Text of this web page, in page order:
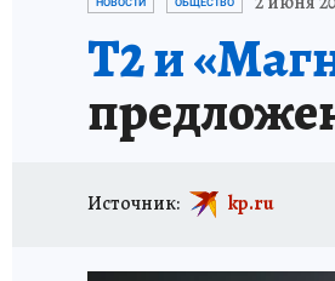
НОВОСТИ ОБЩЕСТВО
Т2 и
Источник: kp.ru